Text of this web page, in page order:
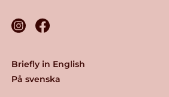
Briefly in English
På svenska